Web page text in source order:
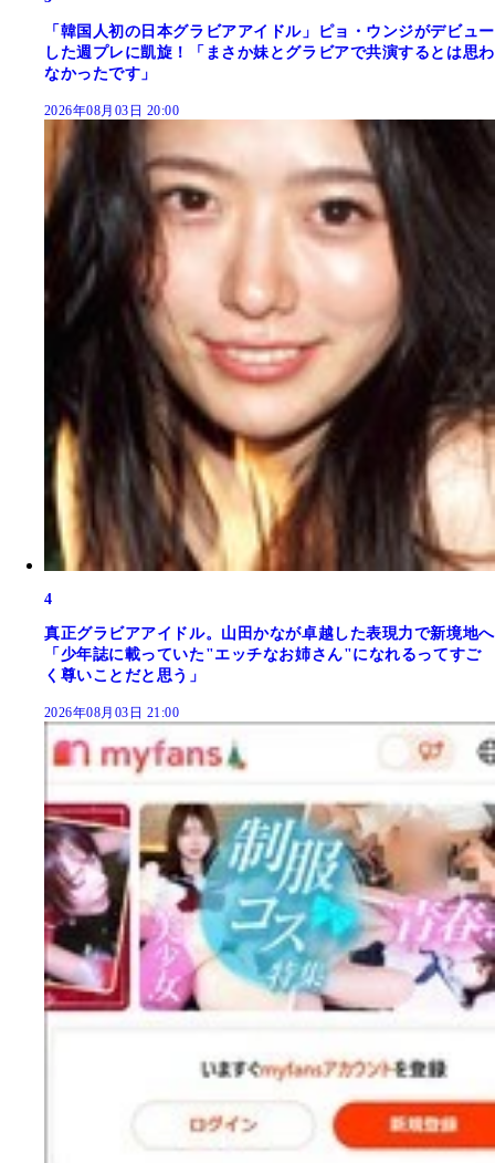
「韓国人初の日本グラビアアイドル」ピョ・ウンジがデビュー
した週プレに凱旋！「まさか妹とグラビアで共演するとは思わ
なかったです」
2026年08月03日 20:00
4
真正グラビアアイドル。山田かなが卓越した表現力で新境地へ
「少年誌に載っていた"エッチなお姉さん"になれるってすご
く尊いことだと思う」
2026年08月03日 21:00